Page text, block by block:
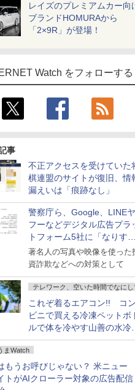
レイズのプレミアムカー向
ブランドHOMURAから
「2×9R」が登場！
Watch をフォローする
事
不正アクセスを受けていた
棋連盟のサイトが復旧、情
漏えいは「痕跡なし」
警察庁ら、Google、LINEヤ
フーなどデジタル広告プラ
トフォーム5社に「なりすま
し詐欺広告」対策強化を要
著名人の写真や映像を使った
資詐欺などへの対策として
テレワーク、空いた時間でなにし
これぞ着るエアコン!! コン
ビニで買える冷凍ペットボ
ルで体を冷やす山善の水冷ベ
ストがロードバイクにちょ
どいい【ぼっち・ざ・ろー
ど！その14】
まWatch
もうお呼びじゃない？ 米ニュー
トがAIクローラー対象の広告配信